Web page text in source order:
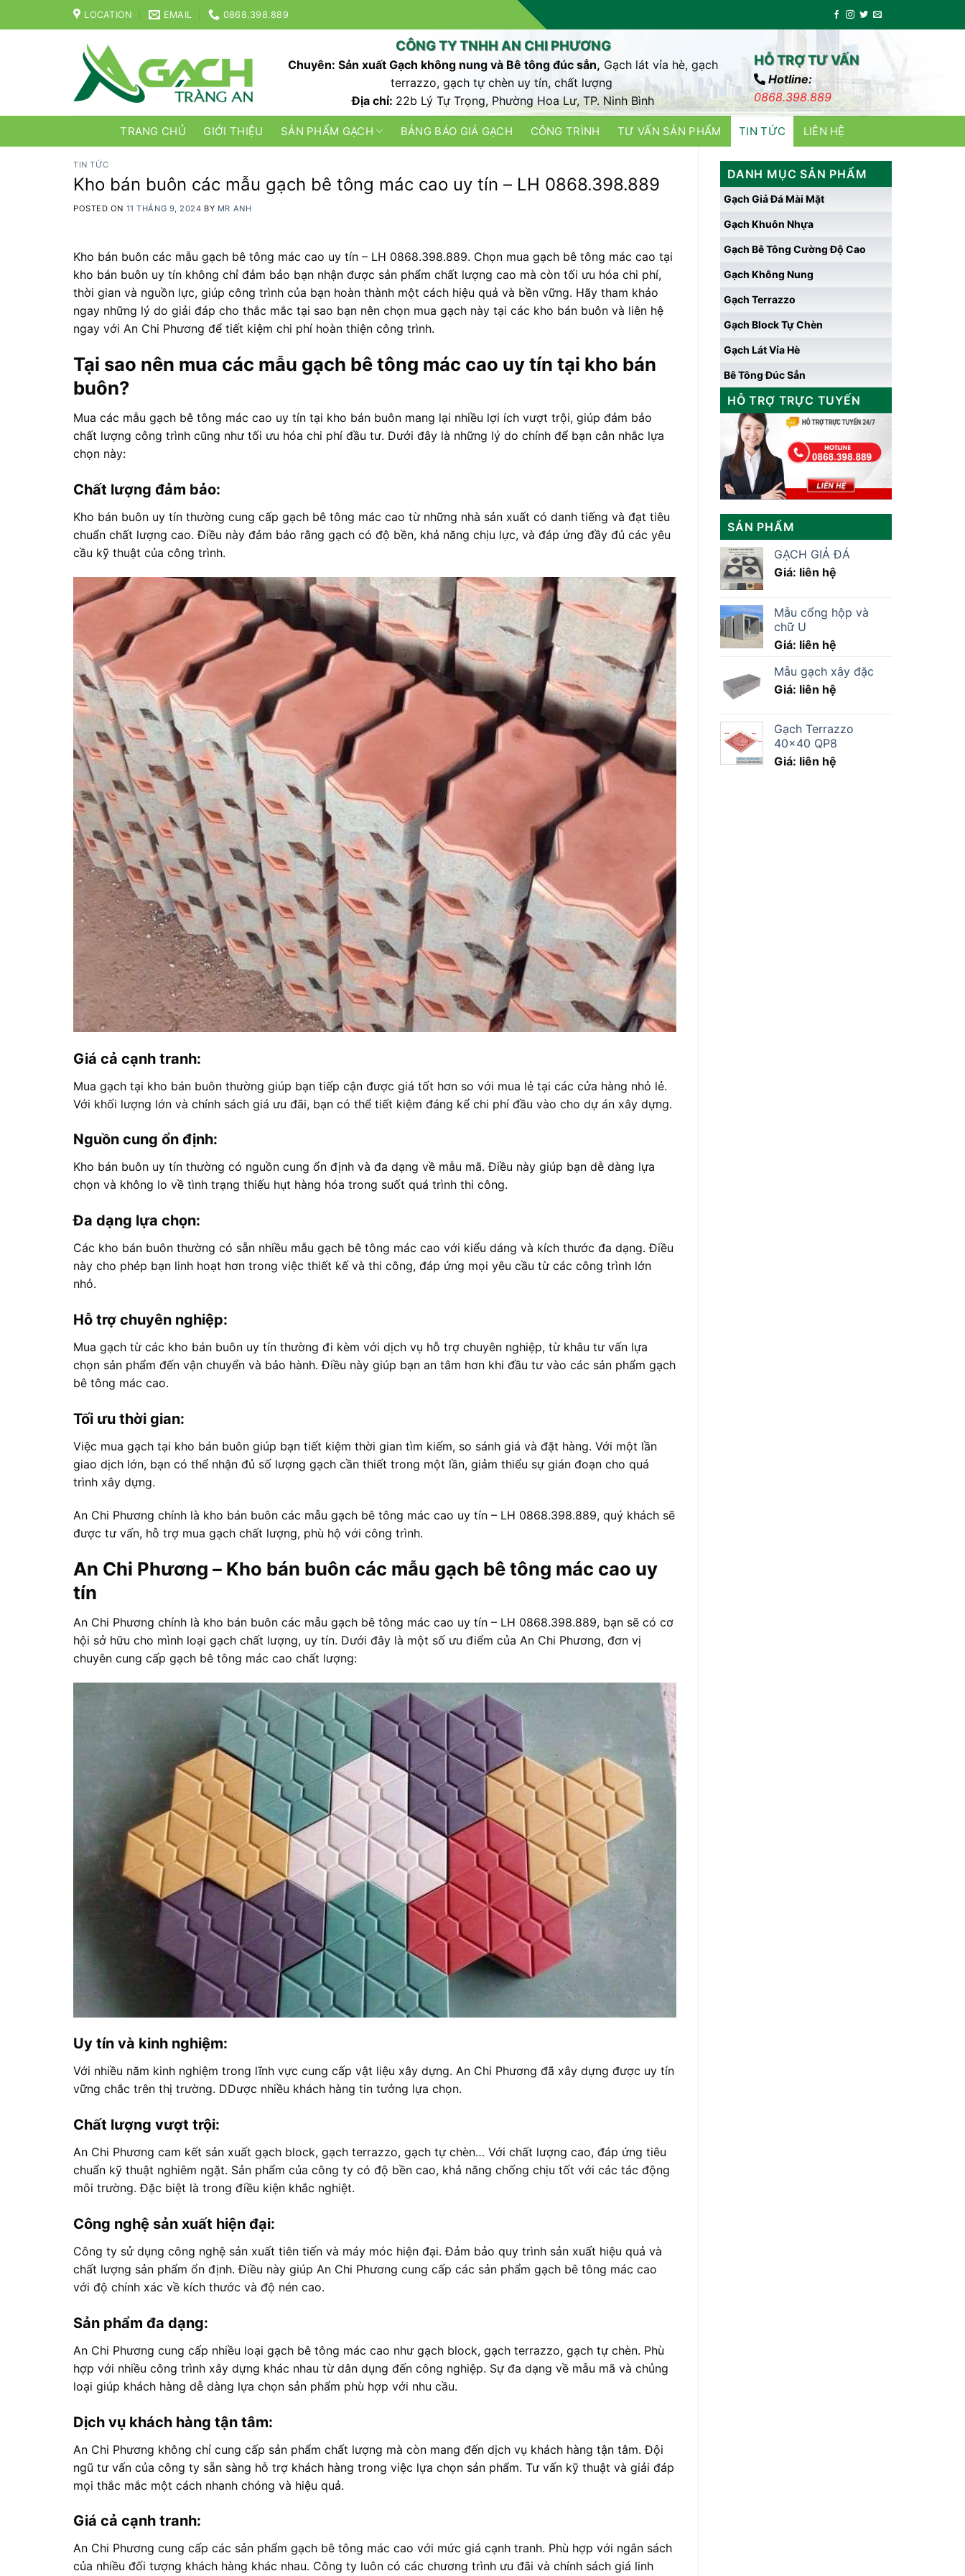
to
LOCATION EMAIL 0868.398.889
CÔNG TY TNHH AN CHI PHƯƠNG
Chuyên: Sản xuất Gạch không nung và Bê tông đúc sẳn, Gạch lát vỉa hè, gạch
terrazzo, gạch tự chèn uy tín, chất lượng
Địa chỉ: 22b Lý Tự Trọng, Phường Hoa Lư, TP. Ninh Bình
HỖ TRỢ TƯ VẤN
Hotline:
0868.398.889
TRANG CHỦ GIỚI THIỆU SẢN PHẨM GẠCH BẢNG BÁO GIÁ GẠCH CÔNG TRÌNH TƯ VẤN SẢN PHẨM TIN TỨC LIÊN HỆ
TIN TỨC
Kho bán buôn các mẫu gạch bê tông mác cao uy tín – LH 0868.398.889
POSTED ON 11 THÁNG 9, 2024 BY MR ANH
Kho bán buôn các mẫu gạch bê tông mác cao uy tín – LH 0868.398.889. Chọn mua gạch bê tông mác cao tại
kho bán buôn uy tín không chỉ đảm bảo bạn nhận được sản phẩm chất lượng cao mà còn tối ưu hóa chi phí,
thời gian và nguồn lực, giúp công trình của bạn hoàn thành một cách hiệu quả và bền vững. Hãy tham khảo
ngay những lý do giải đáp cho thắc mắc tại sao bạn nên chọn mua gạch này tại các kho bán buôn và liên hệ
ngay với An Chi Phương để tiết kiệm chi phí hoàn thiện công trình.
Tại sao nên mua các mẫu gạch bê tông mác cao uy tín tại kho bán
buôn?
Mua các mẫu gạch bê tông mác cao uy tín tại kho bán buôn mang lại nhiều lợi ích vượt trội, giúp đảm bảo
chất lượng công trình cũng như tối ưu hóa chi phí đầu tư. Dưới đây là những lý do chính để bạn cân nhắc lựa
chọn này:
Chất lượng đảm bảo:
Kho bán buôn uy tín thường cung cấp gạch bê tông mác cao từ những nhà sản xuất có danh tiếng và đạt tiêu
chuẩn chất lượng cao. Điều này đảm bảo rằng gạch có độ bền, khả năng chịu lực, và đáp ứng đầy đủ các yêu
cầu kỹ thuật của công trình.
Giá cả cạnh tranh:
Mua gạch tại kho bán buôn thường giúp bạn tiếp cận được giá tốt hơn so với mua lẻ tại các cửa hàng nhỏ lẻ.
Với khối lượng lớn và chính sách giá ưu đãi, bạn có thể tiết kiệm đáng kể chi phí đầu vào cho dự án xây dựng.
Nguồn cung ổn định:
Kho bán buôn uy tín thường có nguồn cung ổn định và đa dạng về mẫu mã. Điều này giúp bạn dễ dàng lựa
chọn và không lo về tình trạng thiếu hụt hàng hóa trong suốt quá trình thi công.
Đa dạng lựa chọn:
Các kho bán buôn thường có sẵn nhiều mẫu gạch bê tông mác cao với kiểu dáng và kích thước đa dạng. Điều
này cho phép bạn linh hoạt hơn trong việc thiết kế và thi công, đáp ứng mọi yêu cầu từ các công trình lớn
nhỏ.
Hỗ trợ chuyên nghiệp:
Mua gạch từ các kho bán buôn uy tín thường đi kèm với dịch vụ hỗ trợ chuyên nghiệp, từ khâu tư vấn lựa
chọn sản phẩm đến vận chuyển và bảo hành. Điều này giúp bạn an tâm hơn khi đầu tư vào các sản phẩm gạch
bê tông mác cao.
Tối ưu thời gian:
Việc mua gạch tại kho bán buôn giúp bạn tiết kiệm thời gian tìm kiếm, so sánh giá và đặt hàng. Với một lần
giao dịch lớn, bạn có thể nhận đủ số lượng gạch cần thiết trong một lần, giảm thiểu sự gián đoạn cho quá
trình xây dựng.
An Chi Phương chính là kho bán buôn các mẫu gạch bê tông mác cao uy tín – LH 0868.398.889, quý khách sẽ
được tư vấn, hỗ trợ mua gạch chất lượng, phù hộ với công trình.
An Chi Phương – Kho bán buôn các mẫu gạch bê tông mác cao uy
tín
An Chi Phương chính là kho bán buôn các mẫu gạch bê tông mác cao uy tín – LH 0868.398.889, bạn sẽ có cơ
hội sở hữu cho mình loại gạch chất lượng, uy tín. Dưới đây là một số ưu điểm của An Chi Phương, đơn vị
chuyên cung cấp gạch bê tông mác cao chất lượng:
Uy tín và kinh nghiệm:
Với nhiều năm kinh nghiệm trong lĩnh vực cung cấp vật liệu xây dựng. An Chi Phương đã xây dựng được uy tín
vững chắc trên thị trường. DDược nhiều khách hàng tin tưởng lựa chọn.
Chất lượng vượt trội:
An Chi Phương cam kết sản xuất gạch block, gạch terrazzo, gạch tự chèn… Với chất lượng cao, đáp ứng tiêu
chuẩn kỹ thuật nghiêm ngặt. Sản phẩm của công ty có độ bền cao, khả năng chống chịu tốt với các tác động
môi trường. Đặc biệt là trong điều kiện khắc nghiệt.
Công nghệ sản xuất hiện đại:
Công ty sử dụng công nghệ sản xuất tiên tiến và máy móc hiện đại. Đảm bảo quy trình sản xuất hiệu quả và
chất lượng sản phẩm ổn định. Điều này giúp An Chi Phương cung cấp các sản phẩm gạch bê tông mác cao
với độ chính xác về kích thước và độ nén cao.
Sản phẩm đa dạng:
An Chi Phương cung cấp nhiều loại gạch bê tông mác cao như gạch block, gạch terrazzo, gạch tự chèn. Phù
hợp với nhiều công trình xây dựng khác nhau từ dân dụng đến công nghiệp. Sự đa dạng về mẫu mã và chủng
loại giúp khách hàng dễ dàng lựa chọn sản phẩm phù hợp với nhu cầu.
Dịch vụ khách hàng tận tâm:
An Chi Phương không chỉ cung cấp sản phẩm chất lượng mà còn mang đến dịch vụ khách hàng tận tâm. Đội
ngũ tư vấn của công ty sẵn sàng hỗ trợ khách hàng trong việc lựa chọn sản phẩm. Tư vấn kỹ thuật và giải đáp
mọi thắc mắc một cách nhanh chóng và hiệu quả.
Giá cả cạnh tranh:
An Chi Phương cung cấp các sản phẩm gạch bê tông mác cao với mức giá cạnh tranh. Phù hợp với ngân sách
của nhiều đối tượng khách hàng khác nhau. Công ty luôn có các chương trình ưu đãi và chính sách giá linh
DANH MỤC SẢN PHẨM
Gạch Giả Đá Mài Mặt
Gạch Khuôn Nhựa
Gạch Bê Tông Cường Độ Cao
Gạch Không Nung
Gạch Terrazzo
Gạch Block Tự Chèn
Gạch Lát Vỉa Hè
Bê Tông Đúc Sẳn
HỖ TRỢ TRỰC TUYẾN
SẢN PHẨM
GẠCH GIẢ ĐÁ
Giá: liên hệ
Mẫu cổng hộp và
chữ U
Giá: liên hệ
Mẫu gạch xây đặc
Giá: liên hệ
Gạch Terrazzo
40×40 QP8
Giá: liên hệ